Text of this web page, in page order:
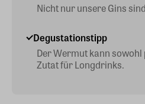
Nicht nur unsere Gins
Degustationstipp
Der Wermut kann
Zutat für Longdrinks.